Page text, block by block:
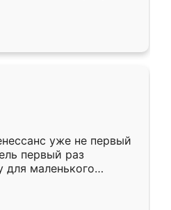
субботу, подошёл к
Собрали
аккуратно, даже
уже не первый
первый раз
для маленького
,во второй раз
качеству очень